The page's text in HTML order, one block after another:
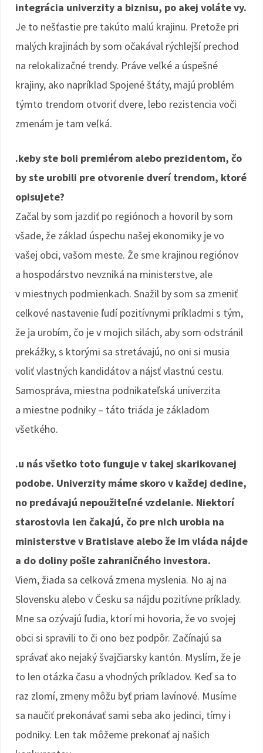
integrácia univerzity a biznisu, po akej voláte vy.
Je to nešťastie pre takúto malú krajinu. Pretože pri
malých krajinách by som očakával rýchlejší prechod
na relokalizačné trendy. Práve veľké a úspešné
krajiny, ako napríklad Spojené štáty, majú problém
týmto trendom otvoriť dvere, lebo rezistencia voči
zmenám je tam veľká.
.keby ste boli premiérom alebo prezidentom, čo
by ste urobili pre otvorenie dverí trendom, ktoré
opisujete?
Začal by som jazdiť po regiónoch a hovoril by som
všade, že základ úspechu našej ekonomiky je vo
vašej obci, vašom meste. Že sme krajinou regiónov
a hospodárstvo nevzniká na ministerstve, ale
v miestnych podmienkach. Snažil by som sa zmeniť
celkové nastavenie ľudí pozitívnymi príkladmi s tým,
že ja urobím, čo je v mojich silách, aby som odstránil
prekážky, s ktorými sa stretávajú, no oni si musia
voliť vlastných kandidátov a nájsť vlastnú cestu.
Samospráva, miestna podnikateľská univerzita
a miestne podniky – táto triáda je základom
všetkého.
.u nás všetko toto funguje v takej skarikovanej
podobe. Univerzity máme skoro v každej dedine,
no predávajú nepoužiteľné vzdelanie. Niektorí
starostovia len čakajú, čo pre nich urobia na
ministerstve v Bratislave alebo že im vláda nájde
a do doliny pošle zahraničného investora.
Viem, žiada sa celková zmena myslenia. No aj na
Slovensku alebo v Česku sa nájdu pozitívne príklady.
Mne sa ozývajú ľudia, ktorí mi hovoria, že vo svojej
obci si spravili to či ono bez podpôr. Začínajú sa
správať ako nejaký švajčiarsky kantón. Myslím, že je
to len otázka času a vhodných príkladov. Keď sa to
raz zlomí, zmeny môžu byť priam lavínové. Musíme
sa naučiť prekonávať sami seba ako jedinci, tímy i
podniky. Len tak môžeme prekonať aj našich